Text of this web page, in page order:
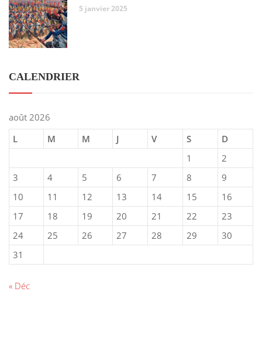
5 janvier 2025
CALENDRIER
août 2026
L
M M J V S
D
1
2
3
4 5 6 7 8
9
10
11 12 13 14 15
16
17
18 19 20 21 22
23
24
25 26 27 28 29
30
31
« Déc